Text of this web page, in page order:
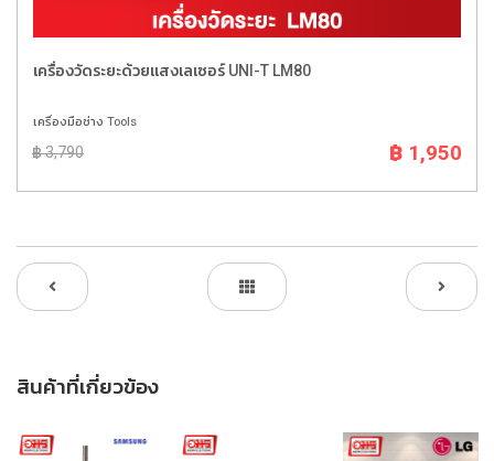
เครื่องวัดระยะด้วยแสงเลเซอร์ UNI-T LM80
เครื่องมือช่าง Tools
฿ 3,790 ฿ 1,950
สินค้าที่เกี่ยวข้อง